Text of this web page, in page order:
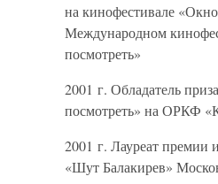
на кинофестивале
Международном
посмотреть»
2001 г. Обладатель
посмотреть» на ОРКФ
2001 г. Лауреат премии
«Шут Балакирев»